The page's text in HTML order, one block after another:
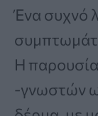
Ένα συχνό
Η
-γνωστών